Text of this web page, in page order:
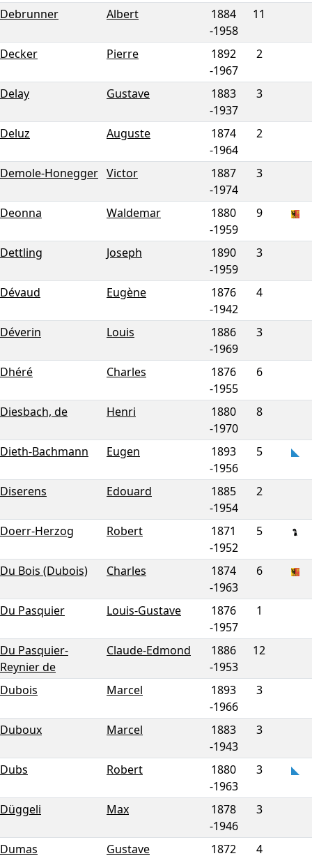
Debrunner Albert
1884
-1958
11
Decker Pierre
1892
-1967
2
Delay Gustave
1883
-1937
3
Deluz Auguste
1874
-1964
2
Demole-Honegger Victor
1887
-1974
3
Deonna Waldemar
1880
-1959
9
Dettling Joseph
1890
-1959
3
Dévaud Eugène
1876
-1942
4
Déverin Louis
1886
-1969
3
Dhéré Charles
1876
-1955
6
Diesbach, de Henri
1880
-1970
8
Dieth-Bachmann Eugen
1893
-1956
5
Diserens Edouard
1885
-1954
2
Doerr-Herzog Robert
1871
-1952
5
Du Bois (Dubois) Charles
1874
-1963
6
Du Pasquier Louis-Gustave
1876
-1957
1
Du Pasquier-
Reynier de
Claude-Edmond
1886
-1953
12
Dubois Marcel
1893
-1966
3
Duboux Marcel
1883
-1943
3
Dubs Robert
1880
-1963
3
Düggeli Max
1878
-1946
3
Dumas Gustave 1872 4